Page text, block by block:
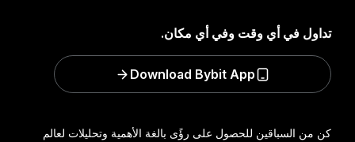
كن من السباقين للحصول على رؤًى بالغة الأهمية وتحليلات لعالم
تداول في أي وقت وفي أي مكان.
Download Bybit App